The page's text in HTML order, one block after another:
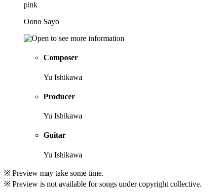
pink
Oono Sayo
Composer
Yu Ishikawa
Producer
Yu Ishikawa
Guitar
Yu Ishikawa
※ Preview may take some time.
※ Preview is not available for songs under copyright collective.